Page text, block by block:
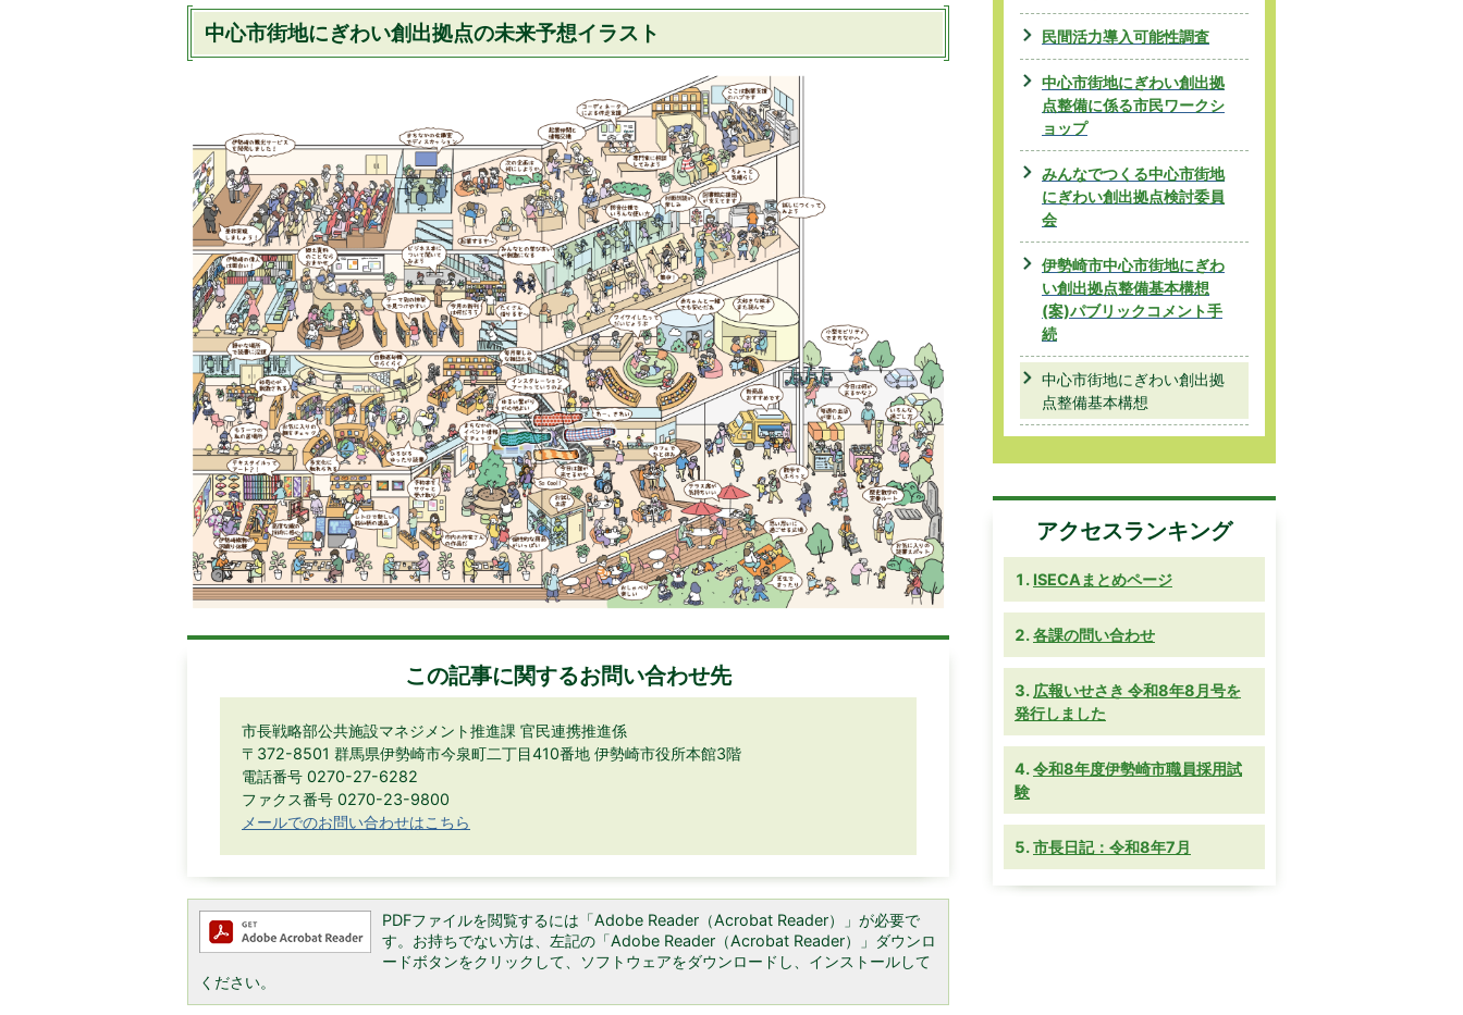
中心市街地にぎわい創出拠点の未来予想イラスト
この記事に関するお問い合わせ先
市長戦略部公共施設マネジメント推進課 官民連携推進係
〒372-8501 群馬県伊勢崎市今泉町二丁目410番地 伊勢崎市役所本館3階
電話番号 0270-27-6282
ファクス番号 0270-23-9800
メールでのお問い合わせはこちら
PDFファイルを閲覧するには「Adobe Reader（Acrobat Reader）」が必要で
す。お持ちでない方は、左記の「Adobe Reader（Acrobat Reader）」ダウンロ
ードボタンをクリックして、ソフトウェアをダウンロードし、インストールして
ください。
民間活力導入可能性調査
中心市街地にぎわい創出拠
点整備に係る市民ワークシ
ョップ
みんなでつくる中心市街地
にぎわい創出拠点検討委員
会
伊勢崎市中心市街地にぎわ
い創出拠点整備基本構想
(案)パブリックコメント手
続
中心市街地にぎわい創出拠
点整備基本構想
アクセスランキング
ISECAまとめページ
各課の問い合わせ
広報いせさき 令和8年8月号を
発行しました
令和8年度伊勢崎市職員採用試
験
市長日記：令和8年7月